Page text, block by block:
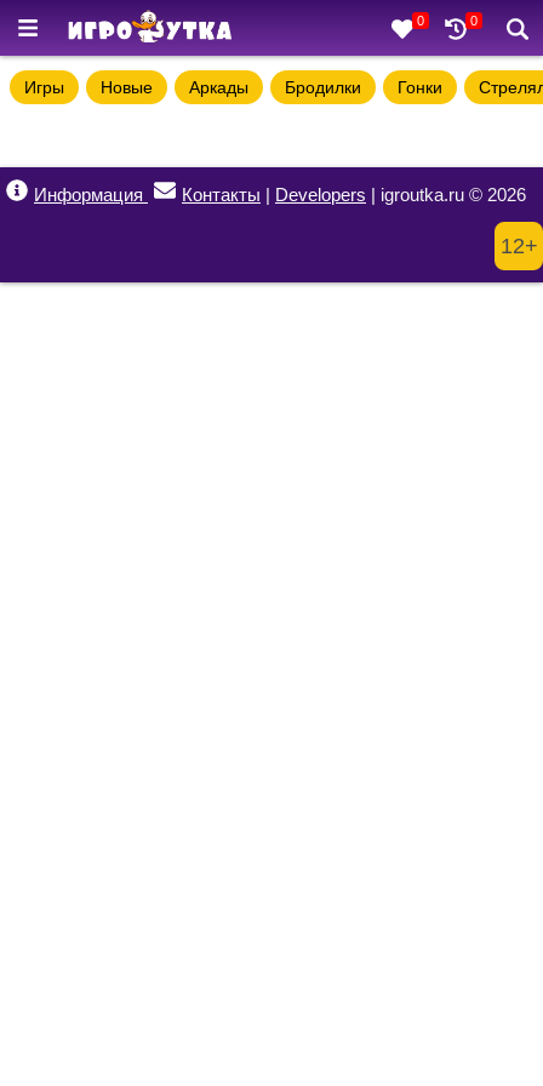
0 0
Игры Новые Аркады Бродилки Гонки
Информация Контакты | Developers | igroutka.ru © 2026
12+